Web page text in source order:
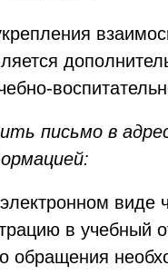
письмо в
в учебный
обращения